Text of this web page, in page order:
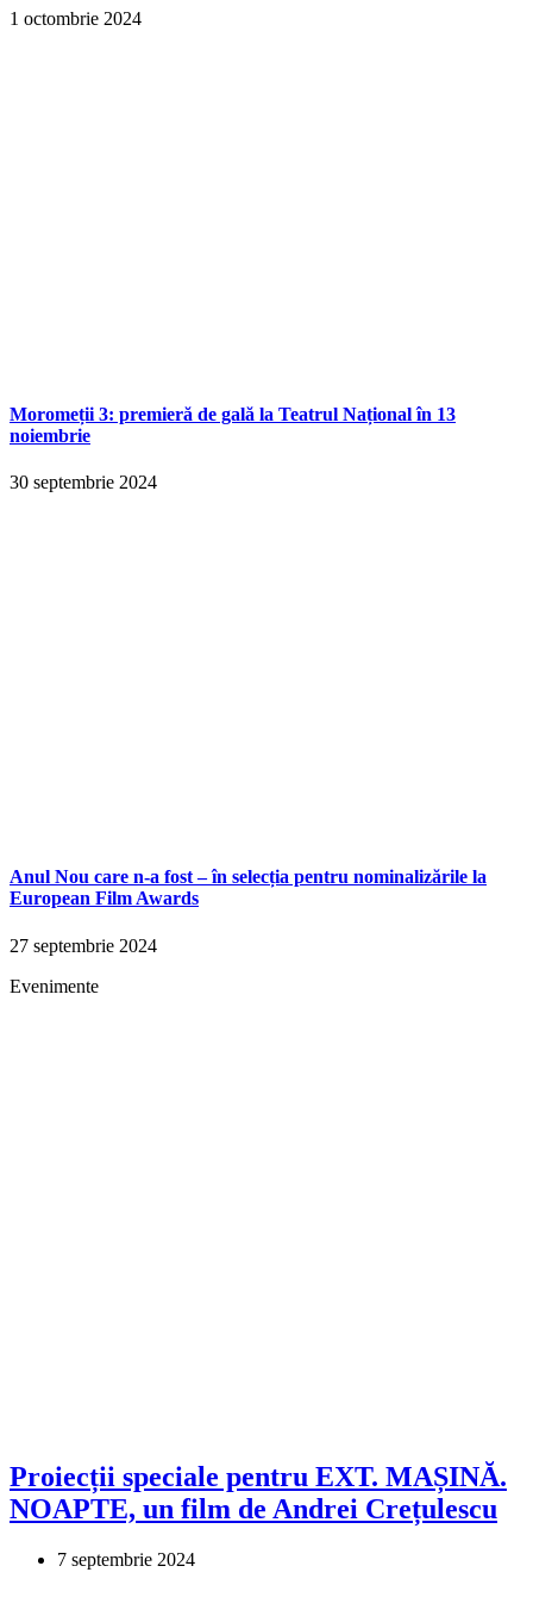
1 octombrie 2024
Moromeții 3: premieră de gală la Teatrul Național în 13
noiembrie
30 septembrie 2024
Anul Nou care n-a fost – în selecția pentru nominalizările la
European Film Awards
27 septembrie 2024
Evenimente
Proiecții speciale pentru EXT. MAȘINĂ.
NOAPTE, un film de Andrei Crețulescu
7 septembrie 2024